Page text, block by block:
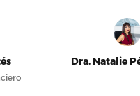
Dra. Natalie